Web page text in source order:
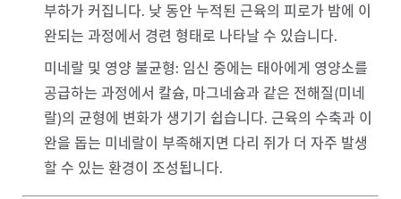
부하가 커집니다. 낮 동안 누적된 근육의 피로가 밤에 이
완되는 과정에서 경련 형태로 나타날 수 있습니다.
미네랄 및 영양 불균형: 임신 중에는 태아에게 영양소를
공급하는 과정에서 칼슘, 마그네슘과 같은 전해질(미네
랄)의 균형에 변화가 생기기 쉽습니다. 근육의 수축과 이
완을 돕는 미네랄이 부족해지면 다리 쥐가 더 자주 발생
할 수 있는 환경이 조성됩니다.